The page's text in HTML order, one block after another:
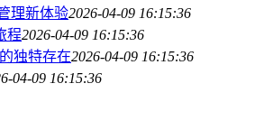
理新体验2026-04-09 16:15:36
程2026-04-09 16:15:36
独特存在2026-04-09 16:15:36
04-09 16:15:36